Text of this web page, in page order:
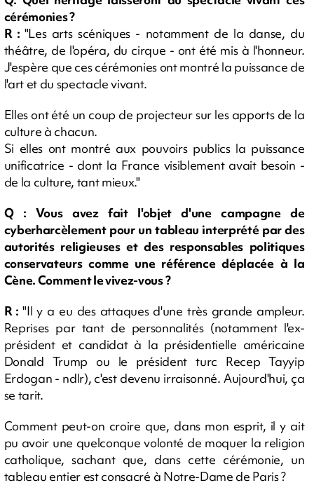
cérémonies ?
R : "Les arts scéniques - notamment de la danse, du
théâtre, de l'opéra, du cirque - ont été mis à l'honneur.
J'espère que ces cérémonies ont montré la puissance de
l'art et du spectacle vivant.
Elles ont été un coup de projecteur sur les apports de la
culture à chacun.
Si elles ont montré aux pouvoirs publics la puissance
unificatrice - dont la France visiblement avait besoin -
de la culture, tant mieux."
Q : Vous avez fait l'objet d'une campagne de
cyberharcèlement pour un tableau interprété par des
autorités religieuses et des responsables politiques
conservateurs comme une référence déplacée à la
Cène. Comment le vivez-vous ?
R :"Il y a eu des attaques d'une très grande ampleur.
Reprises par tant de personnalités (notamment l'ex-
président et candidat à la présidentielle américaine
Donald Trump ou le président turc Recep Tayyip
Erdogan - ndlr), c'est devenu irraisonné. Aujourd'hui, ça
se tarit.
Comment peut-on croire que, dans mon esprit, il y ait
pu avoir une quelconque volonté de moquer la religion
catholique, sachant que, dans cette cérémonie, un
tableau entier est consacré à Notre-Dame de Paris ?